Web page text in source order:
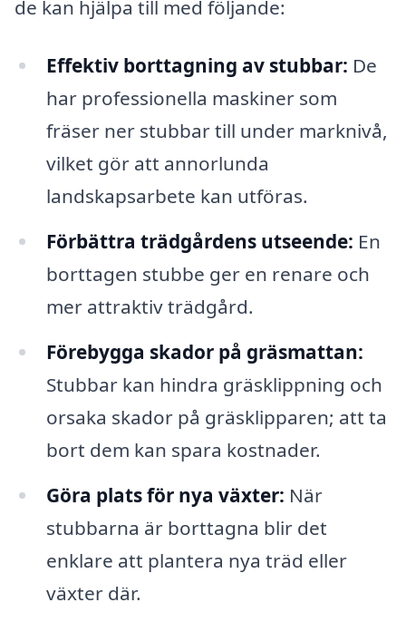
de kan hjälpa till med följande:
Effektiv borttagning av stubbar: De
har professionella maskiner som
fräser ner stubbar till under marknivå,
vilket gör att annorlunda
landskapsarbete kan utföras.
Förbättra trädgårdens utseende: En
borttagen stubbe ger en renare och
mer attraktiv trädgård.
Förebygga skador på gräsmattan:
Stubbar kan hindra gräsklippning och
orsaka skador på gräsklipparen; att ta
bort dem kan spara kostnader.
Göra plats för nya växter: När
stubbarna är borttagna blir det
enklare att plantera nya träd eller
växter där.